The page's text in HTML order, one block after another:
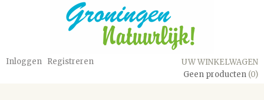
Inloggen Registreren
UW WINKELWAGEN
Geen producten (0)